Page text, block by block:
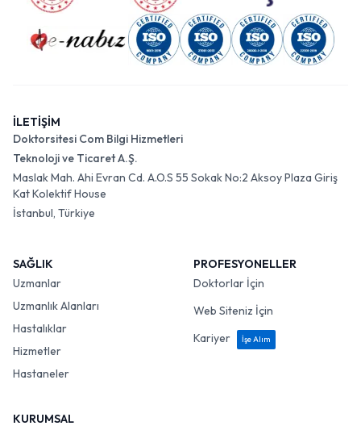
İLETİŞİM
Doktorsitesi Com Bilgi Hizmetleri
Teknoloji ve Ticaret A.Ş.
Maslak Mah. Ahi Evran Cd. A.O.S 55 Sokak No:2 Aksoy Plaza Giriş
Kat Kolektif House
İstanbul, Türkiye
SAĞLIK
Uzmanlar
Uzmanlık Alanları
Hastalıklar
Hizmetler
Hastaneler
PROFESYONELLER
Doktorlar İçin
Web Siteniz İçin
Kariyer
İşe Alım
KURUMSAL